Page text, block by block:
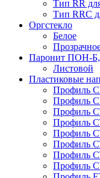
Тип RR
Тип RRС
Оргстекло
Белое
Паронит ПОН-
Листовой
Пластиковые
Профиль
Профиль
Профиль
Профиль
Профиль
Профиль
Профиль
Профиль